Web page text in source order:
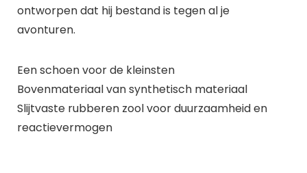
ontworpen dat hij bestand is tegen al je
avonturen.
Een schoen voor de kleinsten
Bovenmateriaal van synthetisch materiaal
Slijtvaste rubberen zool voor duurzaamheid en
reactievermogen